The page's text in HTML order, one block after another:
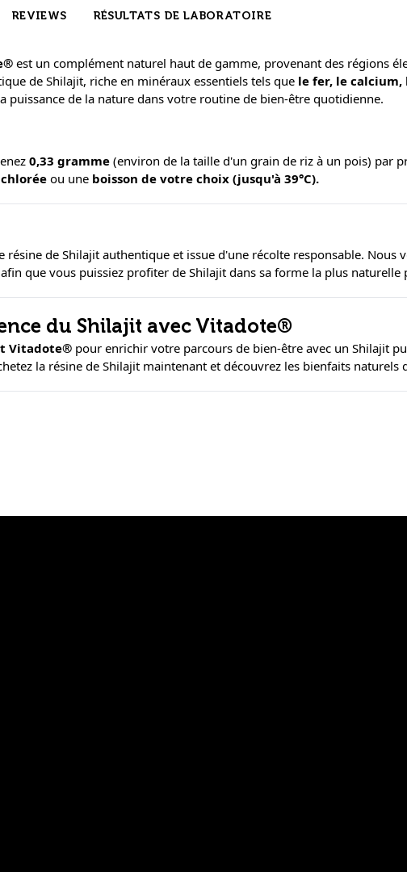
REVIEWS RÉSULTATS DE LABORATOIRE
est un complément naturel haut de gamme, provenant des régions
de Shilajit, riche en minéraux essentiels tels que le fer, le calcium,
puissance de la nature dans votre routine de bien-être quotidienne.
0,33 gramme (environ de la taille d'un grain de riz à un pois) par
ou une boisson de votre choix (jusqu'à 39°C).
résine de Shilajit authentique et issue d'une récolte responsable.
que vous puissiez profiter de Shilajit dans sa forme la plus naturelle
du Shilajit avec Vitadote®
Vitadote® pour enrichir votre parcours de bien-être avec un Shilajit
la résine de Shilajit maintenant et découvrez les bienfaits